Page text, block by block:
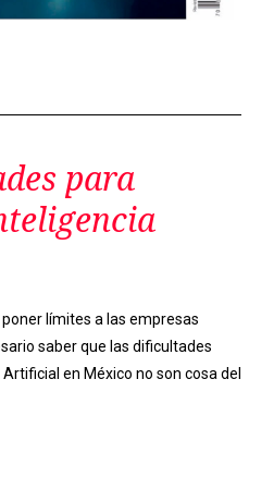
para
límites a las empresas
saber que las dificultades
en México no son cosa del